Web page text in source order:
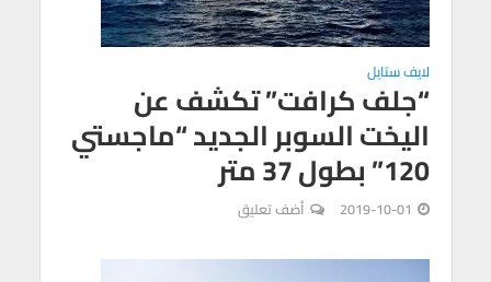
لايف ستايل
“جلف كرافت” تكشف عن
اليخت السوبر الجديد “ماجستي
120” بطول 37 متر
2019-10-01 أضف تعليق